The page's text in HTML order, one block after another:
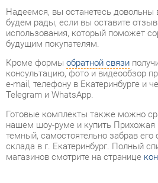
консультацию, фото и видеообзор
e-mail, телефону в Екатеринбурге и
Telegram и WhatsApp.
Готовые комплекты также можно
нашем шоу-руме и купить Прихожая
темный, самостоятельно забрав его с
склада в г. Екатеринбург. Полный
магазинов смотрите на странице
Материал
Ширина, мм
Глубина, мм